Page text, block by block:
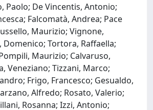
Paolo; De Vincentis, Antonio;
Falcomatà, Andrea; Pace
Maurizio; Vignone,
Domenico; Tortora, Raffaella;
Maurizio; Calvaruso,
Veneziano; Tizzani, Marco;
Frigo, Francesco; Gesualdo,
Alfredo; Rosato, Valerio;
Rosanna; Izzi, Antonio;